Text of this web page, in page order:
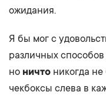
ожидания.
Я бы мог с
различных
но ничто никогда
чекбоксы слева в